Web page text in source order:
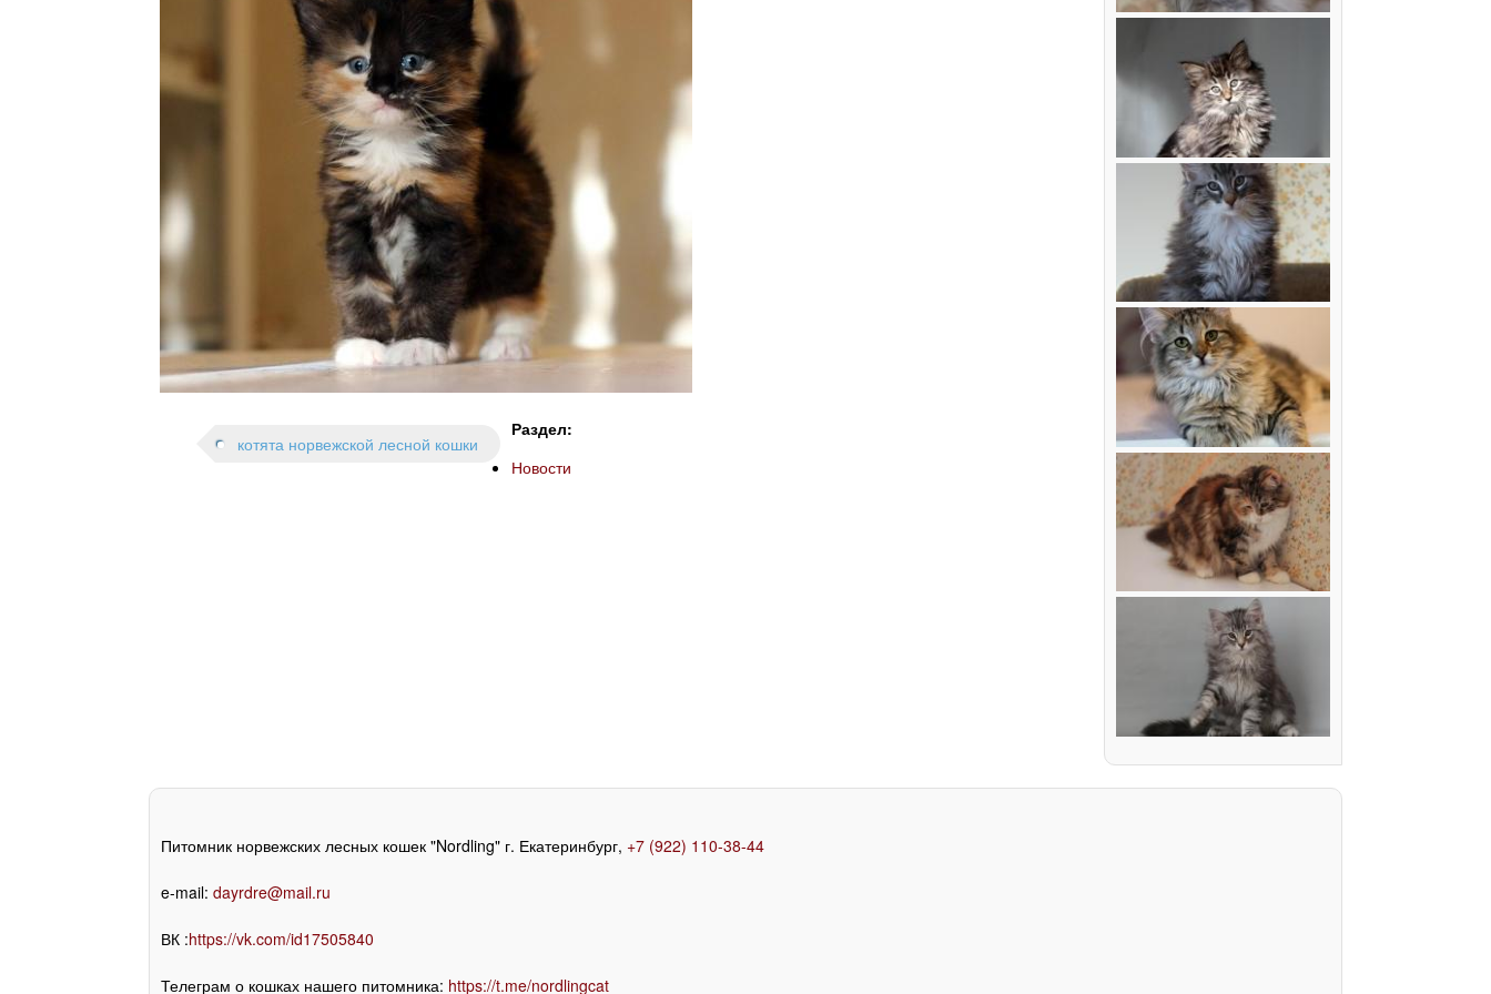
i
n
C
a
t
u
котята норвежской лесной кошки
Раздел:
Новости
Питомник норвежских лесных кошек "Nordling" г. Екатеринбург, +7 (922) 110-38-44
e-mail:dayrdre@mail.ru
ВК :https://vk.com/id17505840
Телеграм о кошках нашего питомника: https://t.me/nordlingcat